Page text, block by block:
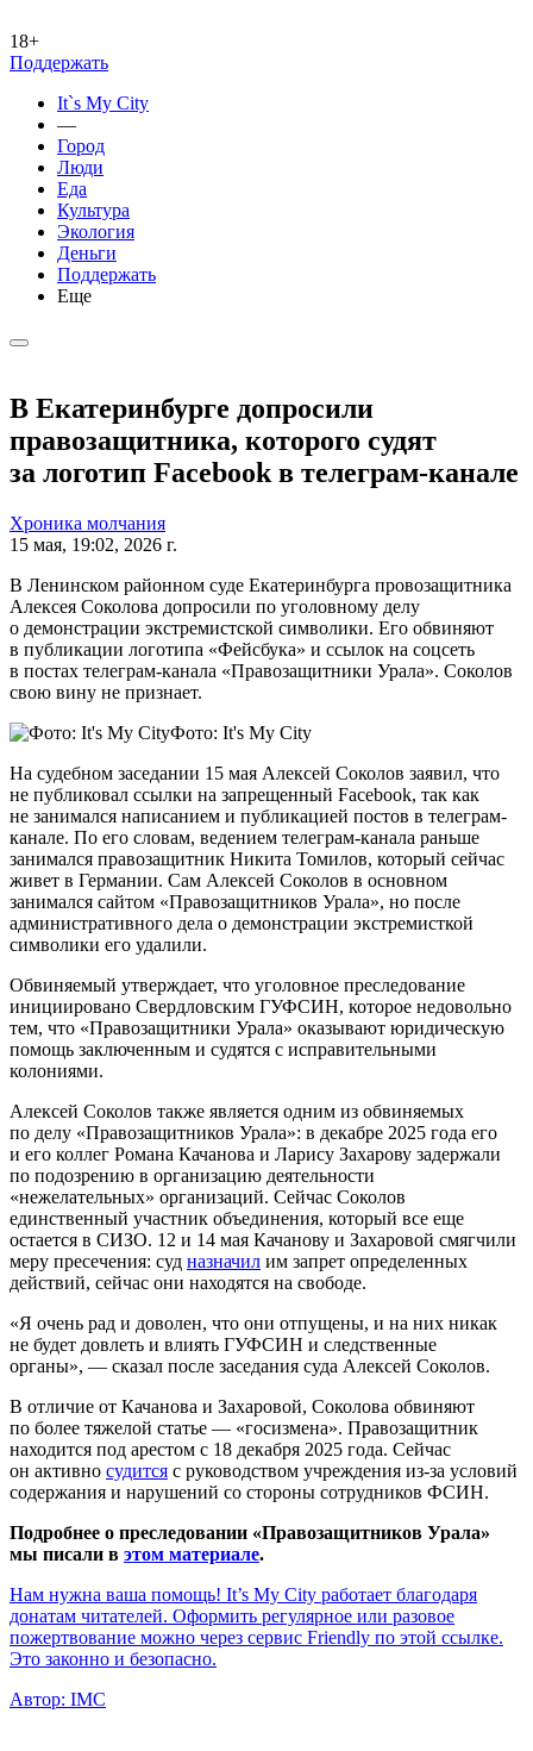
18+
Поддержать
It`s My City
—
Город
Люди
Еда
Культура
Экология
Деньги
Поддержать
Еще
В Екатеринбурге допросили
правозащитника, которого судят
за логотип Facebook в телеграм-канале
Хроника молчания
15 мая, 19:02, 2026 г.
В Ленинском районном суде Екатеринбурга провозащитника
Алексея Соколова допросили по уголовному делу
о демонстрации экстремистской символики. Его обвиняют
в публикации логотипа «Фейсбука» и ссылок на соцсеть
в постах телеграм-канала «Правозащитники Урала». Соколов
свою вину не признает.
Фото: It's My City
На судебном заседании 15 мая Алексей Соколов заявил, что
не публиковал ссылки на запрещенный Facebook, так как
не занимался написанием и публикацией постов в телеграм-
канале. По его словам, ведением телеграм-канала раньше
занимался правозащитник Никита Томилов, который сейчас
живет в Германии. Сам Алексей Соколов в основном
занимался сайтом «Правозащитников Урала», но после
административного дела о демонстрации экстремисткой
символики его удалили.
Обвиняемый утверждает, что уголовное преследование
инициировано Свердловским ГУФСИН, которое недовольно
тем, что «Правозащитники Урала» оказывают юридическую
помощь заключенным и судятся с исправительными
колониями.
Алексей Соколов также является одним из обвиняемых
по делу «Правозащитников Урала»: в декабре 2025 года его
и его коллег Романа Качанова и Ларису Захарову задержали
по подозрению в организацию деятельности
«нежелательных» организаций. Сейчас Соколов
единственный участник объединения, который все еще
остается в СИЗО. 12 и 14 мая Качанову и Захаровой смягчили
меру пресечения: суд назначил им запрет определенных
действий, сейчас они находятся на свободе.
«Я очень рад и доволен, что они отпущены, и на них никак
не будет довлеть и влиять ГУФСИН и следственные
органы», — сказал после заседания суда Алексей Соколов.
В отличие от Качанова и Захаровой, Соколова обвиняют
по более тяжелой статье — «госизмена». Правозащитник
находится под арестом с 18 декабря 2025 года. Сейчас
он активно судится с руководством учреждения из-за условий
содержания и нарушений со стороны сотрудников ФСИН.
Подробнее о преследовании «Правозащитников Урала»
мы писали в этом материале.
Нам нужна ваша помощь! It’s My City работает благодаря
донатам читателей. Оформить регулярное или разовое
пожертвование можно через сервис Friendly по этой ссылке.
Это законно и безопасно.
Автор: IMC